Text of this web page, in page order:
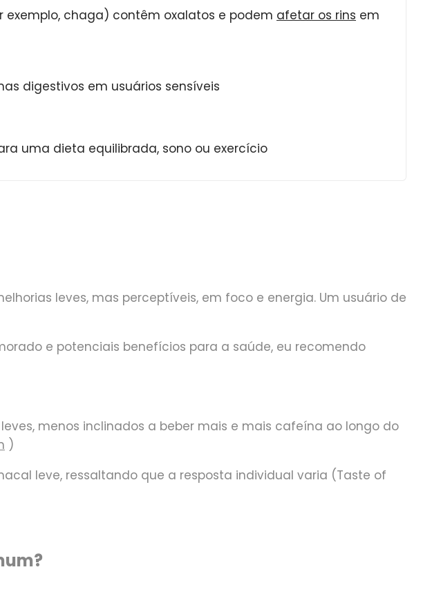
exemplo, chaga) contêm oxalatos e podem afetar os rins em
digestivos em usuários sensíveis
uma dieta equilibrada, sono ou exercício
leves, mas perceptíveis, em foco e energia. Um usuário de
e potenciais benefícios para a saúde, eu recomendo
menos inclinados a beber mais e mais cafeína ao longo do
)
leve, ressaltando que a resposta individual varia (Taste of